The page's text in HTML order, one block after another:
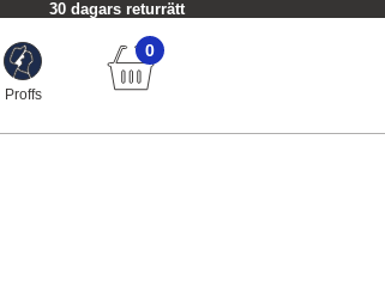
30 dagars returrätt
Proffs
0